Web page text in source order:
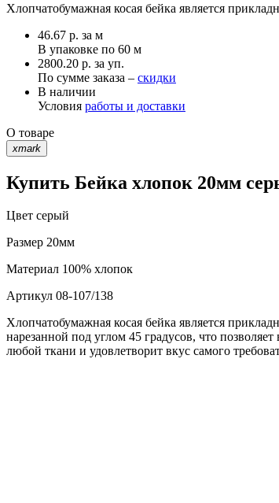
Хлопчатобумажная косая бейка является
46.67 р. за м
В упаковке по 60 м
2800.20 р. за уп.
По сумме заказа – скидки
В наличии
Условия работы и доставки
О товаре
xmark
Купить Бейка хлопок 20мм
Цвет серый
Размер 20мм
Материал 100% хлопок
Артикул 08-107/138
Хлопчатобумажная косая бейка является
нарезанной под углом 45 градусов, что
любой ткани и удовлетворит вкус самого